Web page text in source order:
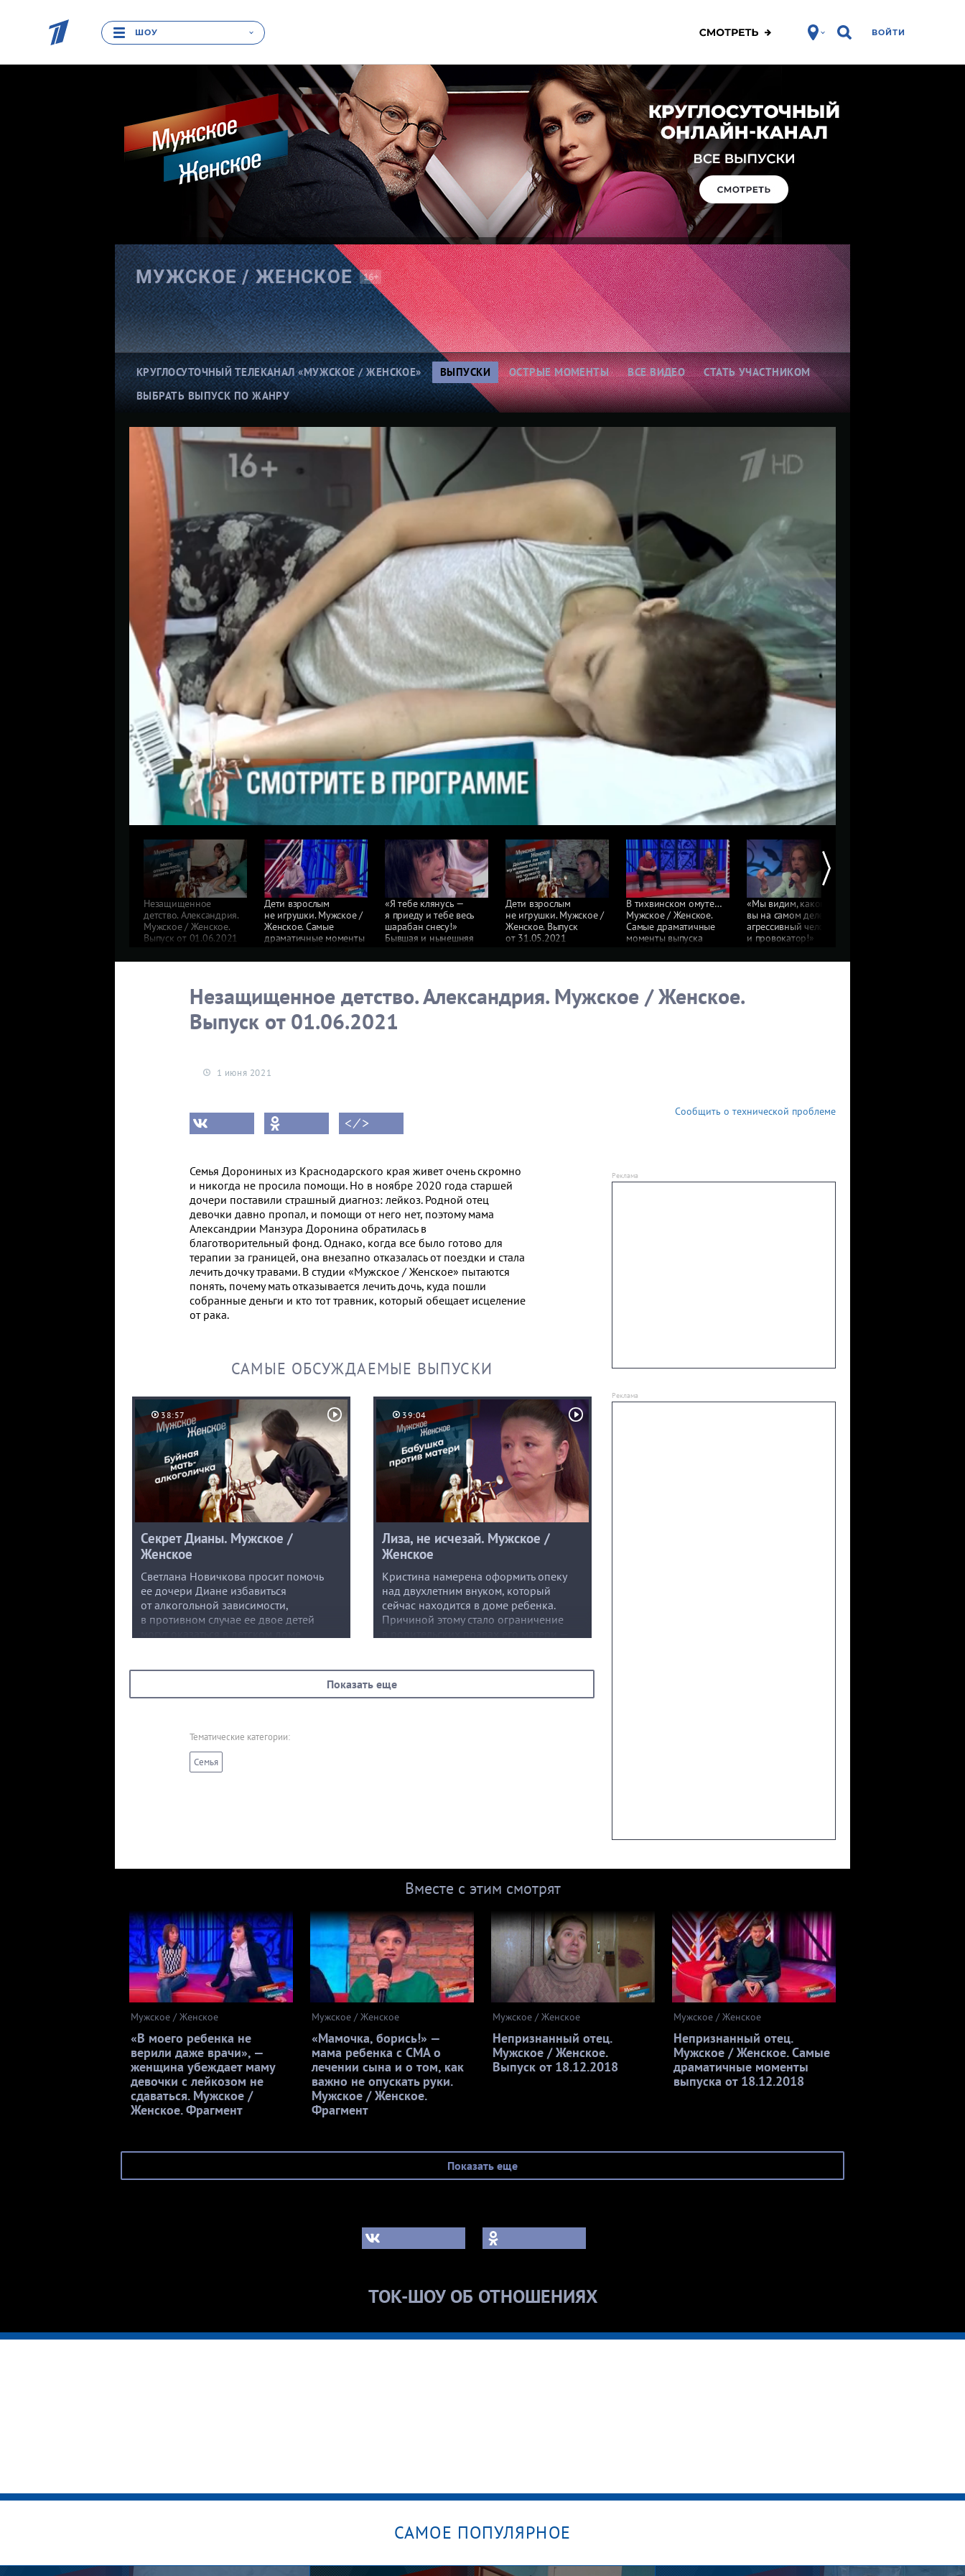
ШОУ ВОЙТИ
МУЖСКОЕ /ЖЕНСКОЕ 16+
КРУГЛОСУТОЧНЫЙ ТЕЛЕКАНАЛ «МУЖСКОЕ / ЖЕНСКОЕ» ВЫПУСКИ ОСТРЫЕ МОМЕНТЫ ВСЕ ВИДЕО СТАТЬ УЧАСТНИКОМ
Нерадивые матери
ДНК-скандалы
Конфликты из-за денег и
имущества
Семейная драма
Выбор зрителей:
пересматривают чаще
ВЫБРАТЬ ВЫПУСК ПО ЖАНРУ
Незащищенное
детство. Александрия.
Мужское / Женское.
Выпуск от 01.06.2021
Дети взрослым
не игрушки. Мужское /
Женское. Самые
драматичные моменты
«Я тебе клянусь —
я приеду и тебе весь
шарабан снесу!»
Бывшая и нынешняя
устроили драку
выпуска от 31.05.2021
Дети взрослым
не игрушки. Мужское /
Женское. Выпуск
от 31.05.2021
В тихвинском омуте…
Мужское / Женское.
Самые драматичные
моменты выпуска
«Мы видим, какой
вы на самом деле
агрессивный человек
и провокатор!»
героиню. Мужское /
Незащищенное детство. Александрия. Мужское / Женское.
Выпуск от 01.06.2021
1 июня 2021
< ⁄ >
Сообщить о технической проблеме
Семья Дорониных из Краснодарского края живет очень скромно
и никогда не просила помощи. Но в ноябре 2020 года старшей
дочери поставили страшный диагноз: лейкоз. Родной отец
девочки давно пропал, и помощи от него нет, поэтому мама
Александрии Манзура Доронина обратилась в
благотворительный фонд. Однако, когда все было готово для
терапии за границей, она внезапно отказалась от поездки и стала
лечить дочку травами. В студии «Мужское / Женское» пытаются
понять, почему мать отказывается лечить дочь, куда пошли
собранные деньги и кто тот травник, который обещает исцеление
от рака.
САМЫЕ ОБСУЖДАЕМЫЕ ВЫПУСКИ
38:57
Секрет Дианы. Мужское /
Женское
Светлана Новичкова просит помочь
ее дочери Диане избавиться
от алкогольной зависимости,
в противном случае ее двое детей
39:04
Лиза, не исчезай. Мужское /
Женское
Кристина намерена оформить опеку
над двухлетним внуком, который
сейчас находится в доме ребенка.
Причиной этому стало ограничение
родственники семьи? И с кем ребенку
Показать еще
Тематические категории:
Семья
Вместе с этим смотрят
Мужское / Женское
«В моего ребенка не
верили даже врачи», —
женщина убеждает маму
девочки с лейкозом не
сдаваться. Мужское /
Женское. Фрагмент
Мужское / Женское
«Мамочка, борись!» —
мама ребенка с СМА о
лечении сына и о том, как
важно не опускать руки.
Мужское / Женское.
Фрагмент
Мужское / Женское
Непризнанный отец.
Мужское / Женское.
Выпуск от 18.12.2018
Мужское / Женское
Непризнанный отец.
Мужское / Женское. Самые
драматичные моменты
выпуска от 18.12.2018
Показать еще
ТОК-ШОУ ОБ ОТНОШЕНИЯХ
САМОЕ ПОПУЛЯРНОЕ